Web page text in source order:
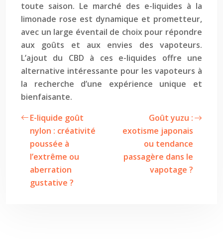
toute saison. Le marché des e-liquides à la
limonade rose est dynamique et prometteur,
avec un large éventail de choix pour répondre
aux goûts et aux envies des vapoteurs.
L’ajout du CBD à ces e-liquides offre une
alternative intéressante pour les vapoteurs à
la recherche d’une expérience unique et
bienfaisante.
E-liquide goût
nylon : créativité
poussée à
l’extrême ou
aberration
gustative ?
Goût yuzu :
exotisme japonais
ou tendance
passagère dans le
vapotage ?